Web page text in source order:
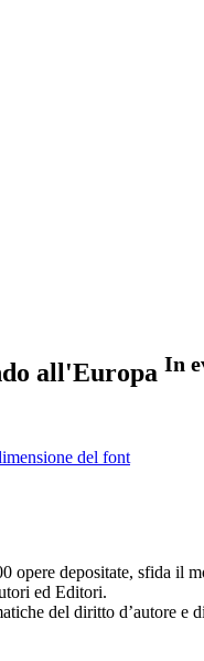
all'Europa In
opere depositate, sfida il
ed Editori.
del diritto d’autore e